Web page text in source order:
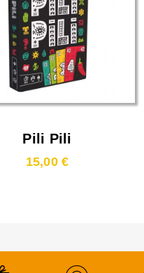
Pili Pili
15,00 €